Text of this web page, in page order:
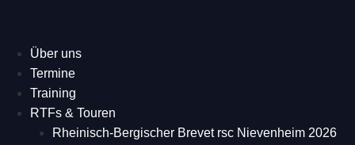
Über uns
Termine
Training
RTFs & Touren
Rheinisch-Bergischer Brevet rsc Nievenheim 2026